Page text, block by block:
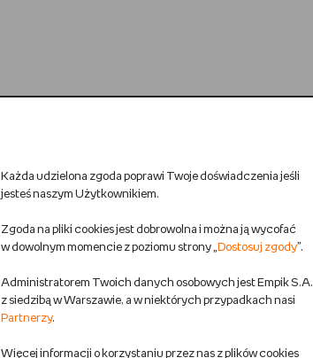
Każda udzielona zgoda poprawi Twoje doświadczenia jeśli
jesteś naszym Użytkownikiem.
Zgoda na pliki cookies jest dobrowolna i można ją wycofać
w dowolnym momencie z poziomu strony „ Dostosuj zgody”.
Administratorem Twoich danych osobowych jest Empik S.A.
z siedzibą w Warszawie, a w niektórych przypadkach nasi
Partnerzy.
Więcej informacji o korzystaniu przez nas z plików cookies